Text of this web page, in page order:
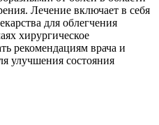
Лечение включает в себя
для облегчения
хирургическое
рекомендациям врача и
улучшения состояния